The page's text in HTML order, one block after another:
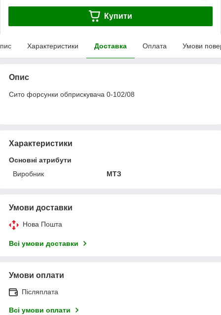
Купити
Характеристики Доставка Оплата Умови
Опис
Сито форсунки обприскувача 0-102/08
Характеристики
Основні атрибути
Виробник
МТЗ
Умови доставки
Нова Пошта
Всі умови доставки
Умови оплати
Післяплата
Всі умови оплати